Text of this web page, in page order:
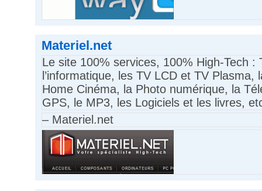
Materiel.net
Le site 100% services, 100% High-Tech :
l’informatique, les TV LCD et TV Plasma,
Home Cinéma, la Photo numérique, la
GPS, le MP3, les Logiciels et les livres,
– Materiel.net